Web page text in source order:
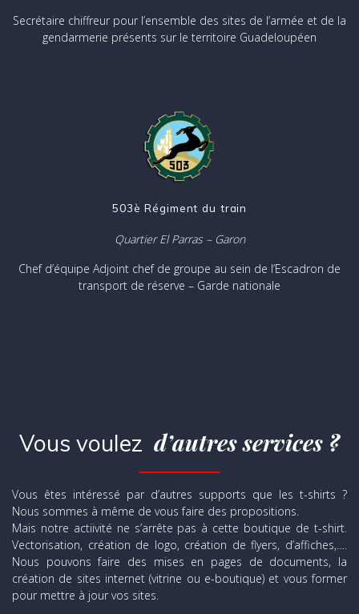
Secrétaire chiffreur pour l’ensemble des sites de l’armée et de la
gendarmerie présents sur le territoire Guadeloupéen
503è Régiment du train
Quartier El Parras – Garon
Chef d’équipe Adjoint chef de groupe au sein de l’Escadron de
transport de réserve – Garde nationale
Vous voulez d’autres services ?
Vous êtes intéressé par d’autres supports que les t-shirts ?
Nous sommes à même de vous faire des propositions.
Mais notre actiivité ne s’arrête pas à cette boutique de t-shirt.
Vectorisation, création de logo, création de flyers, d’affiches,….
Nous pouvons faire des mises en pages de documents, la
création de sites internet (vitrine ou e-boutique) et vous former
pour mettre à jour vos sites.